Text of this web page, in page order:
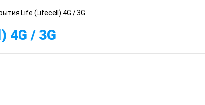
Life (Lifecell) 4G / 3G
4G / 3G